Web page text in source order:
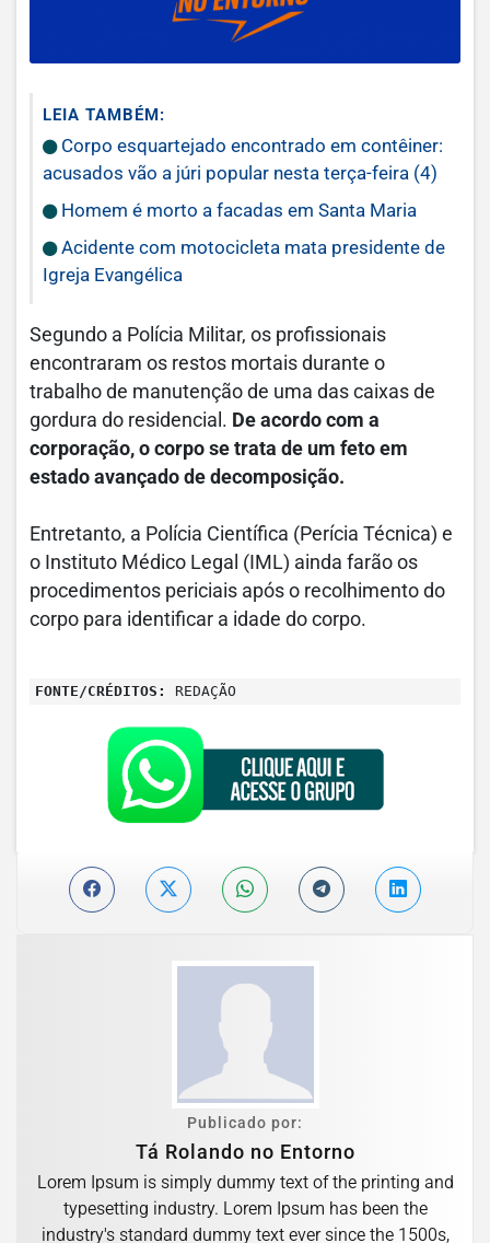
LEIA TAMBÉM:
Corpo esquartejado encontrado em contêiner:
acusados vão a júri popular nesta terça-feira (4)
Homem é morto a facadas em Santa Maria
Acidente com motocicleta mata presidente de
Igreja Evangélica
Segundo a Polícia Militar, os profissionais
encontraram os restos mortais durante o
trabalho de manutenção de uma das caixas de
gordura do residencial. De acordo com a
corporação, o corpo se trata de um feto em
estado avançado de decomposição.
Entretanto, a Polícia Científica (Perícia Técnica) e
o Instituto Médico Legal (IML) ainda farão os
procedimentos periciais após o recolhimento do
corpo para identificar a idade do corpo.
FONTE/CRÉDITOS: REDAÇÃO
Publicado por:
Tá Rolando no Entorno
Lorem Ipsum is simply dummy text of the printing and
typesetting industry. Lorem Ipsum has been the
industry's standard dummy text ever since the 1500s,